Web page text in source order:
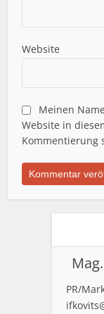
Website
Meinen
Website in
Kommentierung
PR/